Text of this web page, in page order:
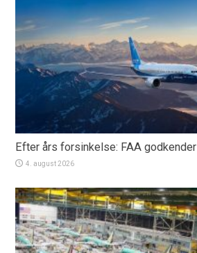
Efter års forsinkelse: FAA
4. august 2026